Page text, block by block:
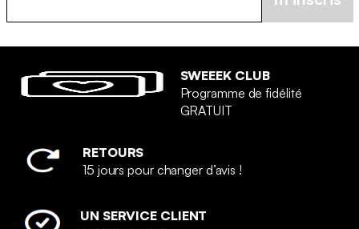
SWEEEK CLUB
Programme de fidélité
GRATUIT
RETOURS
15 jours pour changer d’avis !
UN SERVICE CLIENT